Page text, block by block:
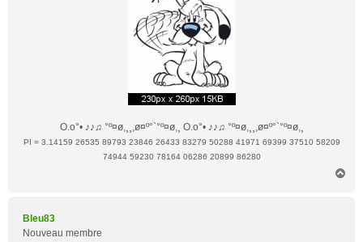
O.o°• ♪♪♫ °º¤ø,¸¸,ø¤º°`°º¤ø,¸ O.o°• ♪♪♫ °º¤ø,¸¸,ø¤º°`°º¤ø,¸
PI = 3.14159 26535 89793 23846 26433 83279 50288 41971 69399 37510 58209
74944 59230 78164 06286 20899 86280
Bleu83
Nouveau membre